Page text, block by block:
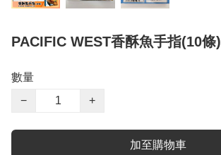
PACIFIC WEST香酥魚手指(10條)
數量
−
+
加至購物車